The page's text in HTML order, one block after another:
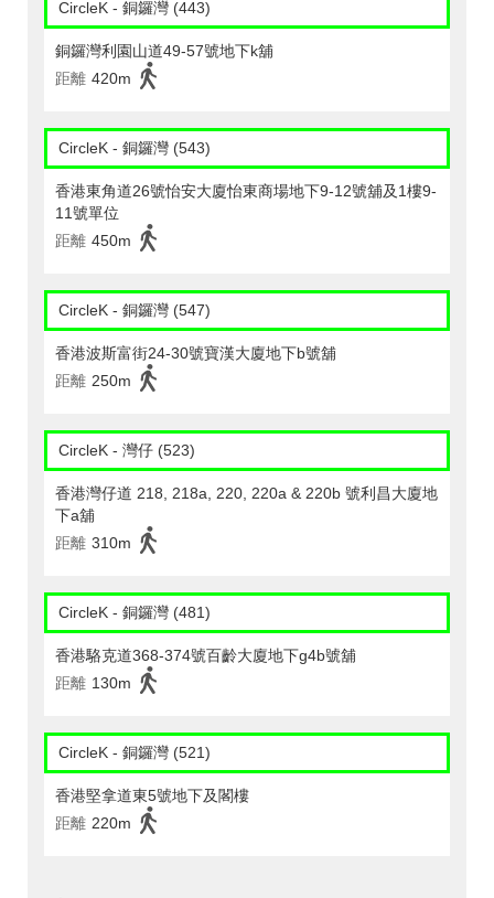
CircleK - 銅鑼灣 (443)
銅鑼灣利園山道49-57號地下k舖
距離 420m
CircleK - 銅鑼灣 (543)
香港東角道26號怡安大廈怡東商場地下9-12號舖及1樓9-
11號單位
距離 450m
CircleK - 銅鑼灣 (547)
香港波斯富街24-30號寶漢大廈地下b號舖
距離 250m
CircleK - 灣仔 (523)
香港灣仔道 218, 218a, 220, 220a & 220b 號利昌大廈地
下a舖
距離 310m
CircleK - 銅鑼灣 (481)
香港駱克道368-374號百齡大廈地下g4b號舖
距離 130m
CircleK - 銅鑼灣 (521)
香港堅拿道東5號地下及閣樓
距離 220m